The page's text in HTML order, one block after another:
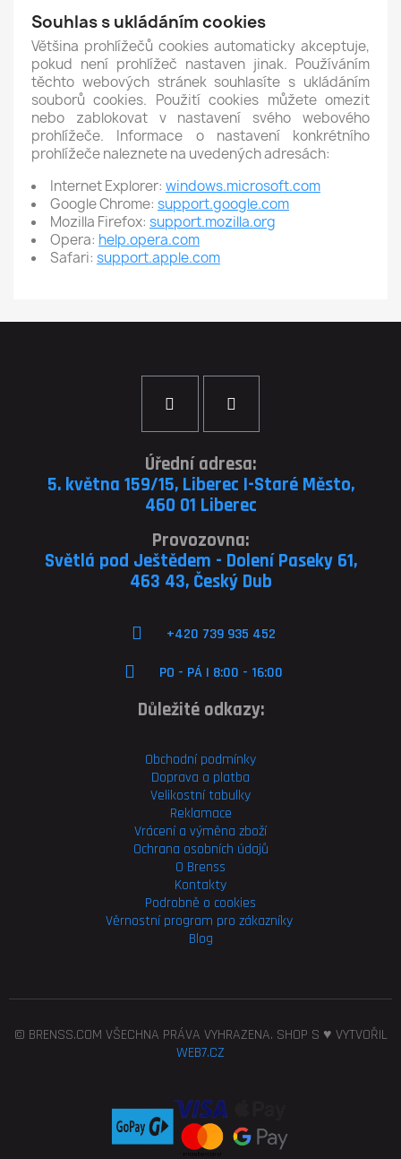
Souhlas s ukládáním cookies
Většina prohlížečů cookies automaticky akceptuje,
pokud není prohlížeč nastaven jinak. Používáním
těchto webových stránek souhlasíte s ukládáním
souborů cookies. Použití cookies můžete omezit
nebo zablokovat v nastavení svého webového
prohlížeče. Informace o nastavení konkrétního
prohlížeče naleznete na uvedených adresách:
Internet Explorer: windows.microsoft.com
Google Chrome: support.google.com
Mozilla Firefox: support.mozilla.org
Opera: help.opera.com
Safari: support.apple.com
Úřední adresa:
5. května 159/15, Liberec I-Staré Město,
460 01 Liberec
Provozovna:
Světlá pod Ještědem - Dolení Paseky 61,
463 43, Český Dub
+420 739 935 452
PO - PÁ | 8:00 - 16:00
Důležité odkazy:
Obchodní podmínky
Doprava a platba
Velikostní tabulky
Reklamace
Vrácení a výměna zboží
Ochrana osobních údajů
O Brenss
Kontakty
Podrobně o cookies
Věrnostní program pro zákazníky
Blog
© BRENSS.COM VŠECHNA PRÁVA VYHRAZENA. SHOP S ♥ VYTVOŘIL
WEB7.CZ